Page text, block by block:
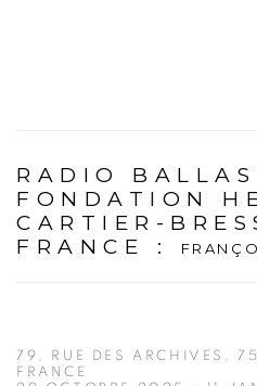
RADIO
FONDATION
CARTIER-
FRANCE :
79, RUE DES ARCHIVES,
FRANCE